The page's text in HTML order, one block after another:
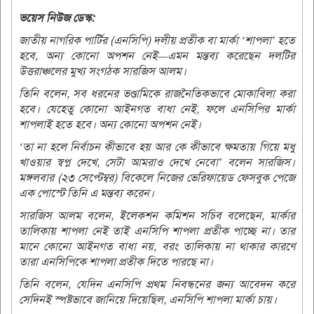
ভয়েস নিউজ ডেস্ক:
জাতীয় নাগরিক পার্টির (এনসিপি) দলীয় প্রতীক বা মার্কা ‘শাপলা’ হতে
হবে, অন্য কোনো অপশন নেই—এমন মন্তব্য করেছেন দলটির
উত্তরাঞ্চলের মুখ্য সংগঠক সারজিস আলম।
তিনি বলেন, সব ধরনের ভণ্ডামিকে রাজনৈতিকভাবে মোকাবিলা করা
হবে। যেহেতু কোনো আইনগত বাধা নেই, ফলে এনসিপির মার্কা
শাপলাই হতে হবে। অন্য কোনো অপশন নেই।
‘তা না হলে নির্বাচন কীভাবে হয় আর কে কীভাবে ক্ষমতায় গিয়ে মধু
খাওয়ার স্বপ্ন দেখে, সেটা আমরাও দেখে নেবো’ বলেন সারজিস।
মঙ্গলবার (২৩ সেপ্টেম্বর) বিকেলে নিজের ভেরিফায়েড ফেসবুক পেজে
এক পোস্টে তিনি এ মন্তব্য করেন।
সারজিস আলম বলেন, ইলেকশন কমিশন সচিব বলেছেন, মার্কার
তালিকায় শাপলা নেই তাই এনসিপি শাপলা প্রতীক পাচ্ছে না। তার
মানে কোনো আইনগত বাধা নয়, বরং তালিকায় না থাকার কারণে
তারা এনসিপিকে শাপলা প্রতীক দিতে পারছে না।
তিনি বলেন, যেদিন এনসিপি প্রথম নিবন্ধনের জন্য আবেদন করে
সেদিনই স্পষ্টভাবে জানিয়ে দিয়েছিল, এনসিপি শাপলা মার্কা চায়।